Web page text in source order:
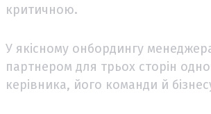
критичною.
У якісному онбордингу
партнером для трьох сторін
керівника, його команди й